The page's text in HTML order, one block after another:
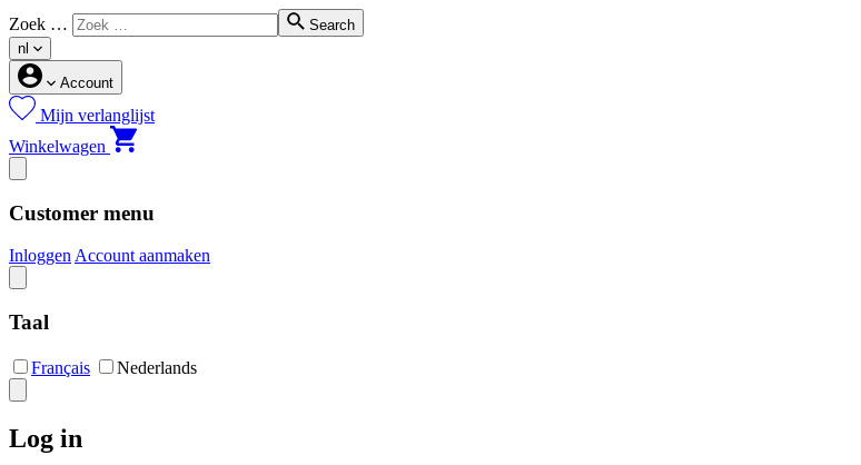
Zoek …
Search
nl
Account
Mijn verlanglijst
Winkelwagen
Customer menu
InloggenAccount aanmaken
Taal
Français Nederlands
Log in